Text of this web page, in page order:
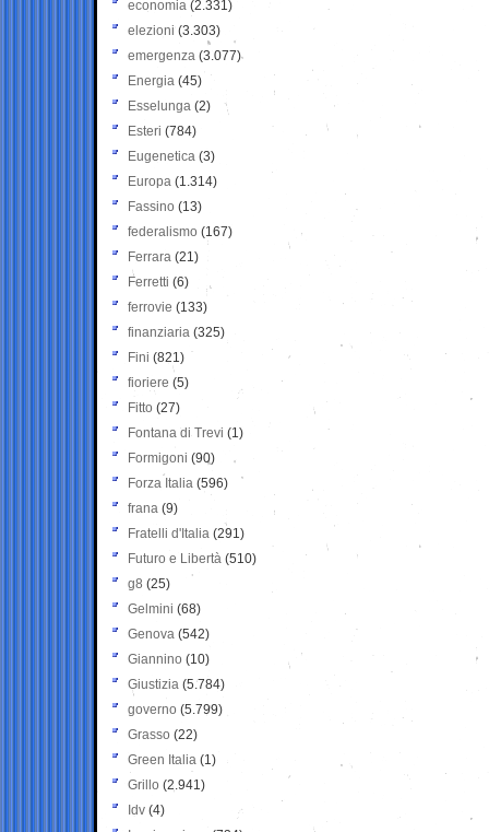
economia (2.331)
elezioni (3.303)
emergenza (3.077)
Energia (45)
Esselunga (2)
Esteri (784)
Eugenetica (3)
Europa (1.314)
Fassino (13)
federalismo (167)
Ferrara (21)
Ferretti (6)
ferrovie (133)
finanziaria (325)
Fini (821)
fioriere (5)
Fitto (27)
Fontana di Trevi (1)
Formigoni (90)
Forza Italia (596)
frana (9)
Fratelli d'Italia (291)
Futuro e Libertà (510)
g8 (25)
Gelmini (68)
Genova (542)
Giannino (10)
Giustizia (5.784)
governo (5.799)
Grasso (22)
Green Italia (1)
Grillo (2.941)
Idv (4)